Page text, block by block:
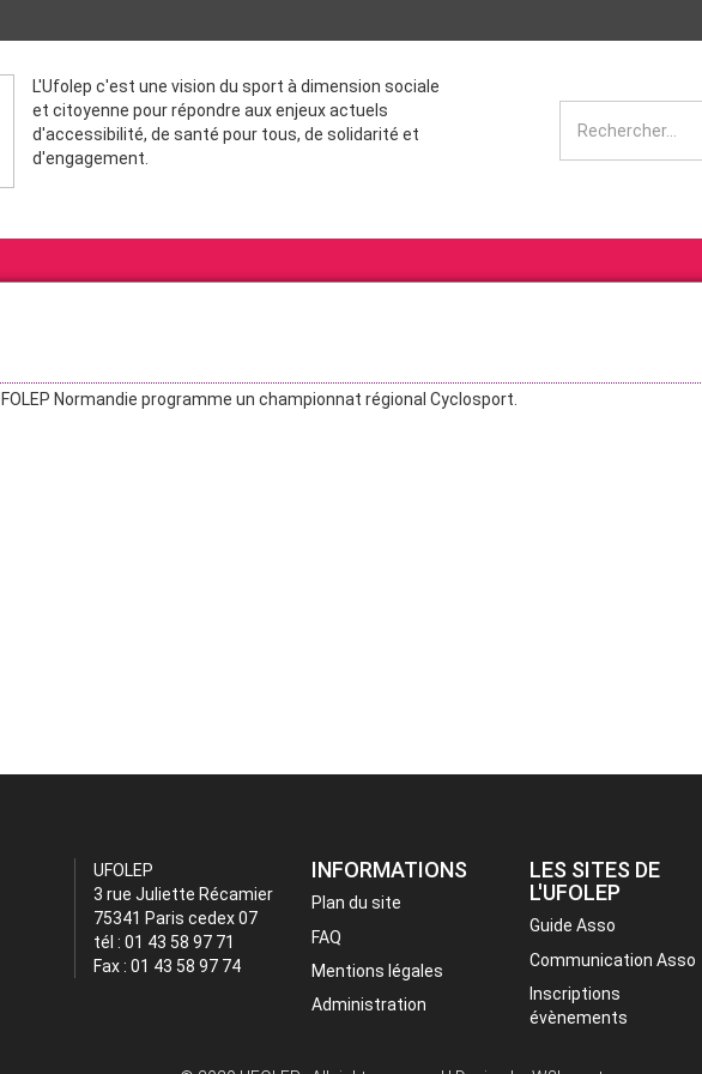
L'Ufolep c'est une vision du sport à dimension sociale
et citoyenne pour répondre aux enjeux actuels
d'accessibilité, de santé pour tous, de solidarité et
d'engagement.
Normandie programme un championnat régional Cyclosport.
UFOLEP
3 rue Juliette Récamier
75341 Paris cedex 07
tél : 01 43 58 97 71
Fax : 01 43 58 97 74
INFORMATIONS
Plan du site
FAQ
Mentions légales
Administration
LES SITES DE
L'UFOLEP
Guide Asso
Communication Asso
Inscriptions
évènements